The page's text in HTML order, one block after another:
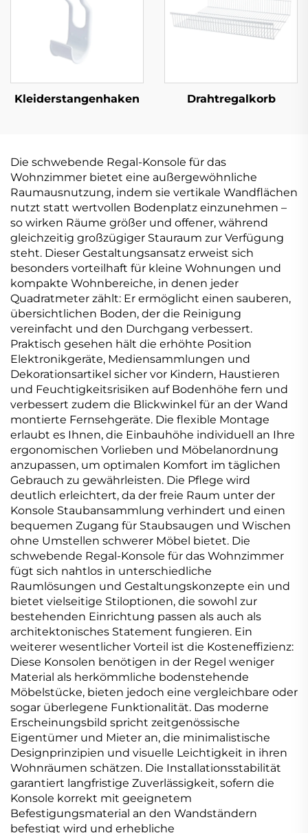
Kleiderstangenhaken Drahtregalkorb
Die schwebende Regal-Konsole für das
Wohnzimmer bietet eine außergewöhnliche
Raumausnutzung, indem sie vertikale Wandflächen
nutzt statt wertvollen Bodenplatz einzunehmen –
so wirken Räume größer und offener, während
gleichzeitig großzügiger Stauraum zur Verfügung
steht. Dieser Gestaltungsansatz erweist sich
besonders vorteilhaft für kleine Wohnungen und
kompakte Wohnbereiche, in denen jeder
Quadratmeter zählt: Er ermöglicht einen sauberen,
übersichtlichen Boden, der die Reinigung
vereinfacht und den Durchgang verbessert.
Praktisch gesehen hält die erhöhte Position
Elektronikgeräte, Mediensammlungen und
Dekorationsartikel sicher vor Kindern, Haustieren
und Feuchtigkeitsrisiken auf Bodenhöhe fern und
verbessert zudem die Blickwinkel für an der Wand
montierte Fernsehgeräte. Die flexible Montage
erlaubt es Ihnen, die Einbauhöhe individuell an Ihre
ergonomischen Vorlieben und Möbelanordnung
anzupassen, um optimalen Komfort im täglichen
Gebrauch zu gewährleisten. Die Pflege wird
deutlich erleichtert, da der freie Raum unter der
Konsole Staubansammlung verhindert und einen
bequemen Zugang für Staubsaugen und Wischen
ohne Umstellen schwerer Möbel bietet. Die
schwebende Regal-Konsole für das Wohnzimmer
fügt sich nahtlos in unterschiedliche
Raumlösungen und Gestaltungskonzepte ein und
bietet vielseitige Stiloptionen, die sowohl zur
bestehenden Einrichtung passen als auch als
architektonisches Statement fungieren. Ein
weiterer wesentlicher Vorteil ist die Kosteneffizienz:
Diese Konsolen benötigen in der Regel weniger
Material als herkömmliche bodenstehende
Möbelstücke, bieten jedoch eine vergleichbare oder
sogar überlegene Funktionalität. Das moderne
Erscheinungsbild spricht zeitgenössische
Eigentümer und Mieter an, die minimalistische
Designprinzipien und visuelle Leichtigkeit in ihren
Wohnräumen schätzen. Die Installationsstabilität
garantiert langfristige Zuverlässigkeit, sofern die
Konsole korrekt mit geeignetem
Befestigungsmaterial an den Wandständern
befestigt wird und erhebliche